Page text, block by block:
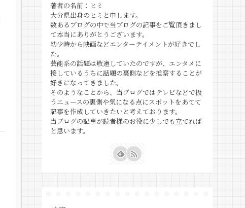
著者の名前：ヒミ
大分県出身のヒミと申します。
数あるブログの中で当ブログの記事をご覧頂きまし
て本当にありがとうございます。
幼少時から映画などエンターテイメントが好きでし
た。
芸能系の話題は敬遠していたのですが、エンタメに
接しているうちに話題の裏側などを推察することが
好きになってきました。
そのようなことから、当ブログではテレビなどで扱
うニュースの裏側や気になる点にスポットをあてて
記事を作成していきたいと考えております。
当ブログの記事が読者様のお役に少しでも立てれば
と思います。